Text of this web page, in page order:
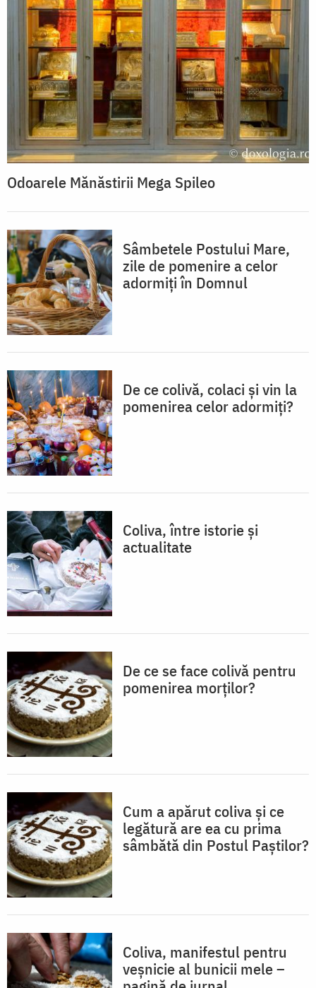
Odoarele Mănăstirii Mega Spileo
Sâmbetele Postului Mare,
zile de pomenire a celor
adormiți în Domnul
De ce colivă, colaci și vin la
pomenirea celor adormiți?
Coliva, între istorie și
actualitate
De ce se face colivă pentru
pomenirea morților?
Cum a apărut coliva și ce
legătură are ea cu prima
sâmbătă din Postul Paștilor?
Coliva, manifestul pentru
veșnicie al bunicii mele –